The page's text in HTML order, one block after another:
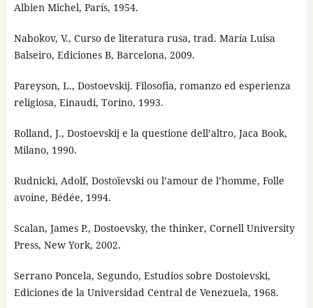
Albien Michel, París, 1954.
Nabokov, V., Curso de literatura rusa, trad. María Luisa
Balseiro, Ediciones B, Barcelona, 2009.
Pareyson, L., Dostoevskij. Filosofia, romanzo ed esperienza
religiosa, Einaudi, Torino, 1993.
Rolland, J., Dostoevskij e la questione dell’altro, Jaca Book,
Milano, 1990.
Rudnicki, Adolf, Dostoïevski ou l’amour de l’homme, Folle
avoine, Bédée, 1994.
Scalan, James P., Dostoevsky, the thinker, Cornell University
Press, New York, 2002.
Serrano Poncela, Segundo, Estudios sobre Dostoievski,
Ediciones de la Universidad Central de Venezuela, 1968.